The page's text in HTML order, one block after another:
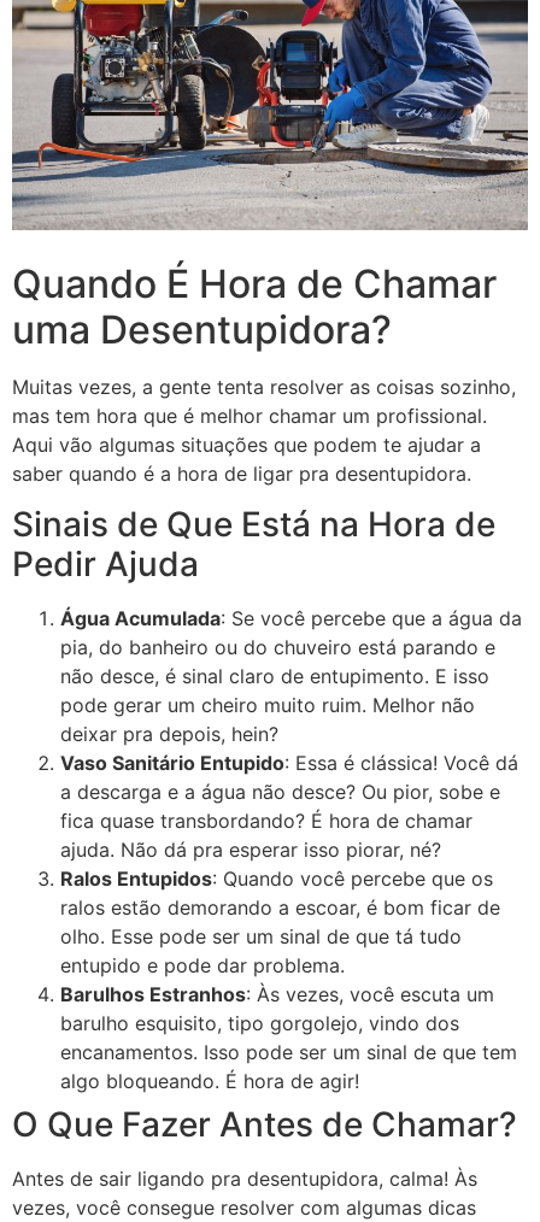
Quando É Hora de Chamar
uma Desentupidora?
Muitas vezes, a gente tenta resolver as coisas sozinho,
mas tem hora que é melhor chamar um profissional.
Aqui vão algumas situações que podem te ajudar a
saber quando é a hora de ligar pra desentupidora.
Sinais de Que Está na Hora de
Pedir Ajuda
Água Acumulada: Se você percebe que a água da
pia, do banheiro ou do chuveiro está parando e
não desce, é sinal claro de entupimento. E isso
pode gerar um cheiro muito ruim. Melhor não
deixar pra depois, hein?
Vaso Sanitário Entupido: Essa é clássica! Você dá
a descarga e a água não desce? Ou pior, sobe e
fica quase transbordando? É hora de chamar
ajuda. Não dá pra esperar isso piorar, né?
Ralos Entupidos: Quando você percebe que os
ralos estão demorando a escoar, é bom ficar de
olho. Esse pode ser um sinal de que tá tudo
entupido e pode dar problema.
Barulhos Estranhos: Às vezes, você escuta um
barulho esquisito, tipo gorgolejo, vindo dos
encanamentos. Isso pode ser um sinal de que tem
algo bloqueando. É hora de agir!
O Que Fazer Antes de Chamar?
Antes de sair ligando pra desentupidora, calma! Às
vezes, você consegue resolver com algumas dicas